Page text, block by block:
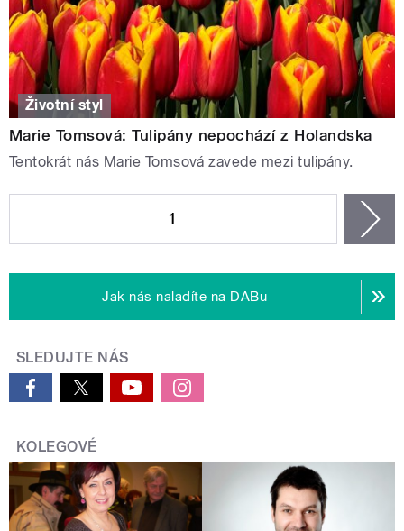
Životní styl
Marie Tomsová: Tulipány nepochází z Holandska
Tentokrát nás Marie Tomsová zavede mezi tulipány.
1
Jak nás naladíte na DABu
SLEDUJTE NÁS
KOLEGOVÉ